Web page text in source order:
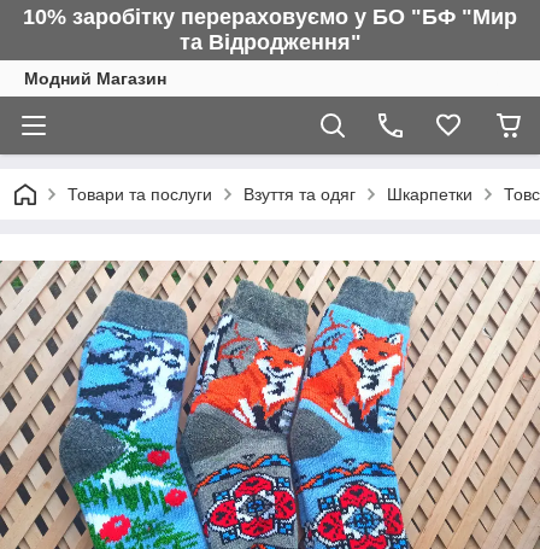
10% заробітку перераховуємо у БО "БФ "Мир
та Відродження"
Модний Магазин
Товари та послуги Взуття та одяг Шкарпетки